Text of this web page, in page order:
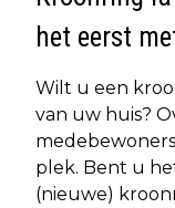
het eerst
Wilt u een
van uw huis?
plek. Bent u
(nieuwe)